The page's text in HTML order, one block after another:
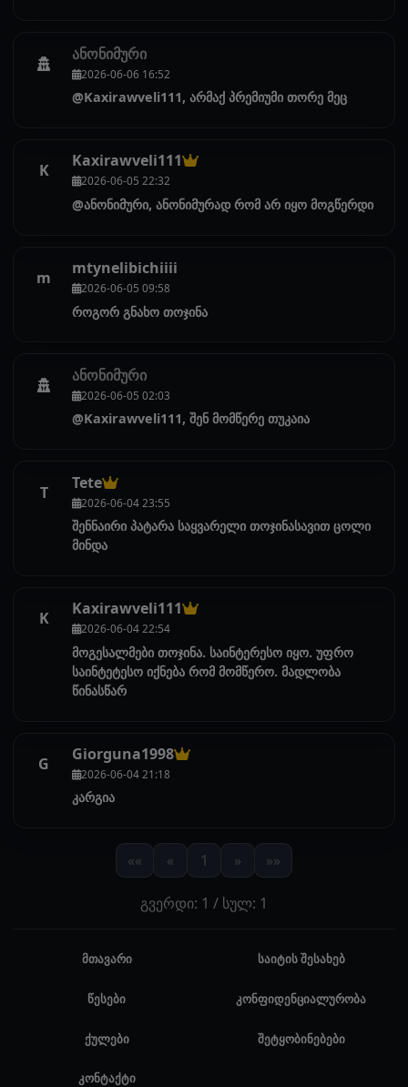
ანონიმური
2026-06-06 16:52
@Kaxirawveli111, არმაქ პრემიუმი თორე მეც
K Kaxirawveli111
2026-06-05 22:32
@ანონიმური, ანონიმურად რომ არ იყო მოგწერდი
m mtynelibichiiii
2026-06-05 09:58
როგორ გნახო თოჯინა
ანონიმური
2026-06-05 02:03
@Kaxirawveli111, შენ მომწერე თუკაია
T Tete
2026-06-04 23:55
შენნაირი პატარა საყვარელი თოჯინასავით ცოლი
მინდა
K Kaxirawveli111
2026-06-04 22:54
მოგესალმები თოჯინა. საინტერესო იყო. უფრო
საინტეტესო იქნება რომ მომწერო. მადლობა
წინასწარ
G Giorguna1998
2026-06-04 21:18
კარგია
«« « 1 » »»
გვერდი: 1 / სულ: 1
მთავარი საიტის შესახებ
წესები კონფიდენციალურობა
ქულები შეტყობინებები
კონტაქტი